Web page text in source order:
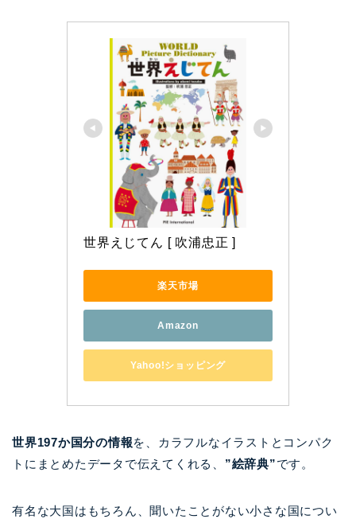
世界えじてん [ 吹浦忠正 ]
楽天市場
Amazon
Yahoo!ショッピング
世界197か国分の情報を、カラフルなイラストとコンパク
トにまとめたデータで伝えてくれる、 ”絵辞典”です。
有名な大国はもちろん、聞いたことがない小さな国につい